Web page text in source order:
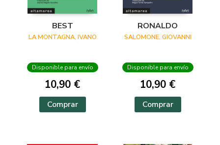
BEST
LA MONTAGNA, IVANO
Disponible para envío
10,90 €
Comprar
RONALDO
SALOMONE, GIOVANNI
Disponible para envío
10,90 €
Comprar